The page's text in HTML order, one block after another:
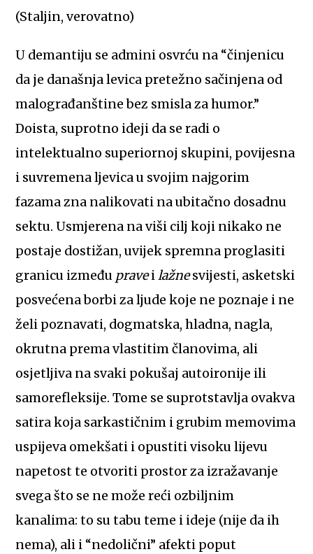
(Staljin, verovatno)
U demantiju se admini osvrću na “činjenicu
da je današnja levica pretežno sačinjena od
malograđanštine bez smisla za humor.”
Doista, suprotno ideji da se radi o
intelektualno superiornoj skupini, povijesna
i suvremena ljevica u svojim najgorim
fazama zna nalikovati na ubitačno dosadnu
sektu. Usmjerena na viši cilj koji nikako ne
postaje dostižan, uvijek spremna proglasiti
granicu između praveilažnesvijesti, asketski
posvećena borbi za ljude koje ne poznaje i ne
želi poznavati, dogmatska, hladna, nagla,
okrutna prema vlastitim članovima, ali
osjetljiva na svaki pokušaj autoironije ili
samorefleksije. Tome se suprotstavlja ovakva
satira koja sarkastičnim i grubim memovima
uspijeva omekšati i opustiti visoku lijevu
napetost te otvoriti prostor za izražavanje
svega što se ne može reći ozbiljnim
kanalima: to su tabu teme i ideje (nije da ih
nema), ali i “nedolični” afekti poput